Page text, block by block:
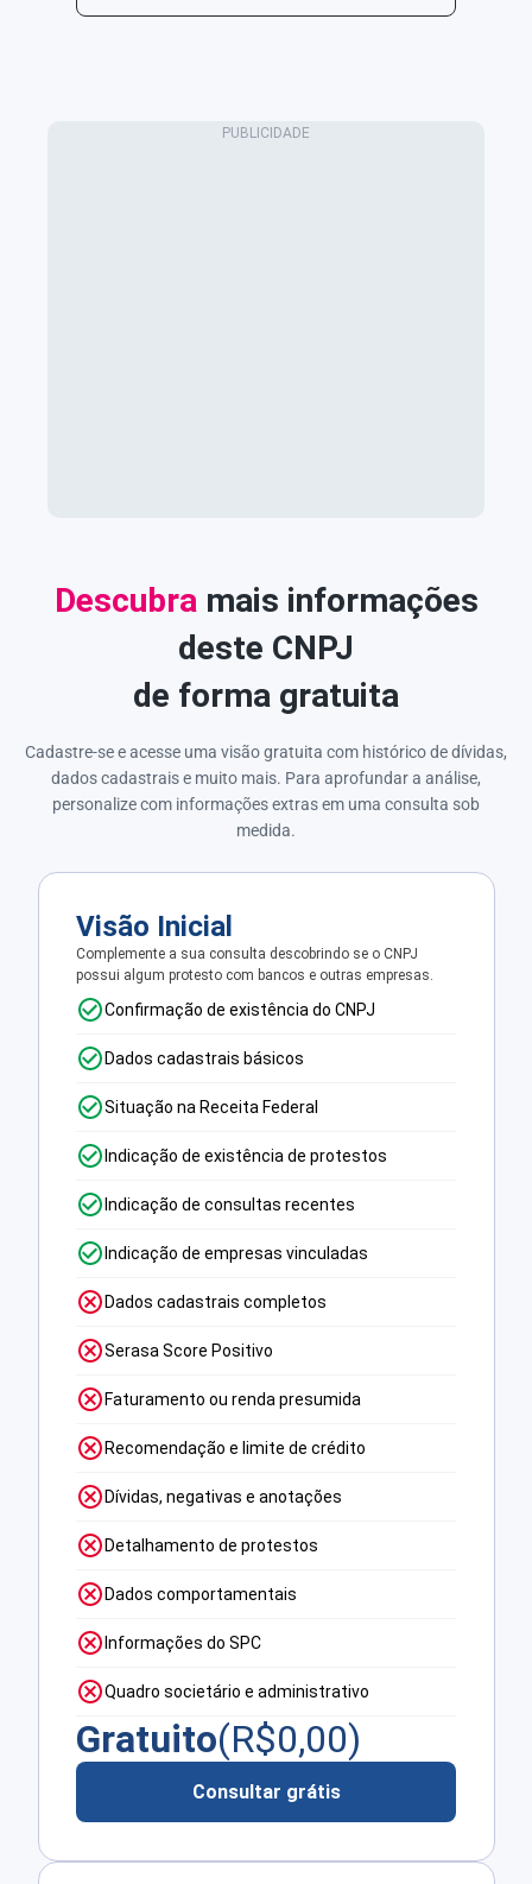
Descubra mais informações
deste CNPJ
de forma gratuita
Cadastre-se e acesse uma visão gratuita com histórico de dívidas,
dados cadastrais e muito mais. Para aprofundar a análise,
personalize com informações extras em uma consulta sob
medida.
Visão Inicial
Complemente a sua consulta descobrindo se o CNPJ
possui algum protesto com bancos e outras empresas.
Confirmação de existência do CNPJ
Dados cadastrais básicos
Situação na Receita Federal
Indicação de existência de protestos
Indicação de consultas recentes
Indicação de empresas vinculadas
Dados cadastrais completos
Serasa Score Positivo
Faturamento ou renda presumida
Recomendação e limite de crédito
Dívidas, negativas e anotações
Detalhamento de protestos
Dados comportamentais
Informações do SPC
Quadro societário e administrativo
Gratuito(R$0,00)
Consultar grátis